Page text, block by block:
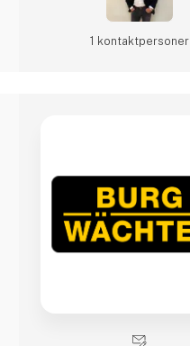
1 kontakt­personer